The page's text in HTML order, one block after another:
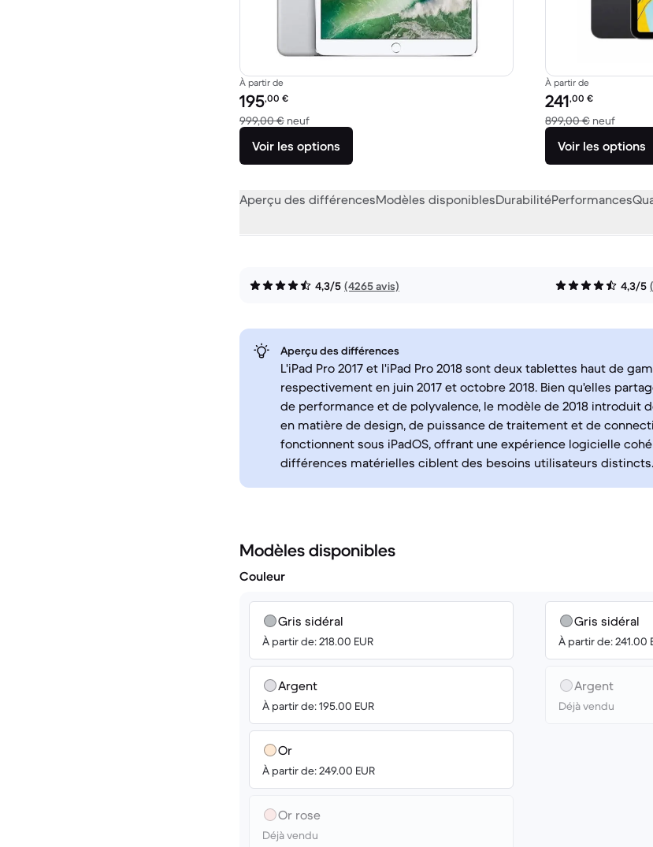
À partir de
Prix reconditionné :
195,00 €
999,00 € neufcontre 999,00 € neuf
Voir les options
À partir de
Prix reconditionné :
241,00 €
899,00 € neufcontre
Voir les options
Aperçu des différencesModèles disponiblesDurabilitéPerformances
4,3/5 (4265 avis) 4,3/5
Aperçu des différences
L'iPad Pro 2017 et l'iPad Pro 2018 sont deux tablettes haut de
respectivement en juin 2017 et octobre 2018. Bien qu'elles
de performance et de polyvalence, le modèle de 2018 introduit
en matière de design, de puissance de traitement et de
fonctionnent sous iPadOS, offrant une expérience logicielle
différences matérielles ciblent des besoins utilisateurs distincts.
Modèles disponibles
Couleur
Gris sidéral
À partir de: 218.00 EUR
Argent
À partir de: 195.00 EUR
Or
À partir de: 249.00 EUR
Or rose
Déjà vendu
Gris sidéral
À partir de: 241.00
Argent
Déjà vendu